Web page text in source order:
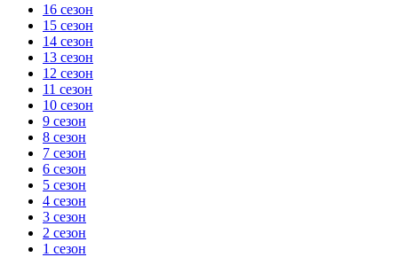
16 сезон
15 сезон
14 сезон
13 сезон
12 сезон
11 сезон
10 сезон
9 сезон
8 сезон
7 сезон
6 сезон
5 сезон
4 сезон
3 сезон
2 сезон
1 сезон